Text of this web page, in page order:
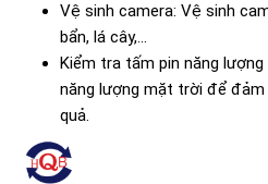
Vệ sinh camera: Vệ sinh
bẩn, lá cây,...
Kiểm tra tấm pin năng
năng lượng mặt trời để
quả.